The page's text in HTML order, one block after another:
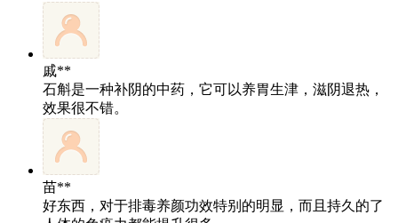
戚**
石斛是一种补阴的中药，它可以养胃生津，滋阴退热，
效果很不错。
苗**
好东西，对于排毒养颜功效特别的明显，而且持久的了